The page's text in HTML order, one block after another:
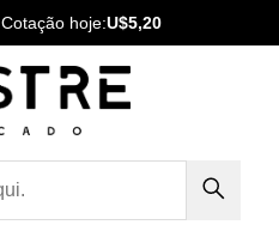
Cotação hoje:U$5,20